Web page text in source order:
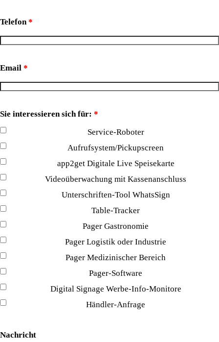
Telefon*
Email *
Sie interessieren sich für: *
Service-Roboter
Aufrufsystem/Pickupscreen
app2get Digitale Live Speisekarte
Videoüberwachung mit Kassenanschluss
Unterschriften-Tool WhatsSign
Table-Tracker
Pager Gastronomie
Pager Logistik oder Industrie
Pager Medizinischer Bereich
Pager-Software
Digital Signage Werbe-Info-Monitore
Händler-Anfrage
Nachricht